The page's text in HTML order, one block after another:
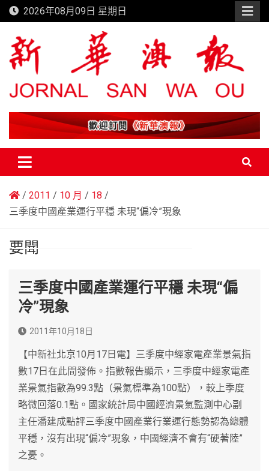
Skip
to
content
2026年08月09日 星期日
新華澳報
2011 10 月
18
三季度中國產業運行平穩 未現“偏冷”現象
要聞
三季度中國產業運行平穩 未現“偏
冷”現象
2011年10月18日
【中新社北京10月17日電】三季度中經家電產業景氣指
數17日在此間發佈。指數報告顯示，三季度中經家電產
業景氣指數為99.3點（景氣標準為100點），較上季度
略微回落0.1點。國家統計局中國經濟景氣監測中心副
主任潘建成點評三季度中國產業行業運行態勢認為總體
平穩，沒有出現“偏冷”現象，中國經濟不會有“硬著陸”
之憂。